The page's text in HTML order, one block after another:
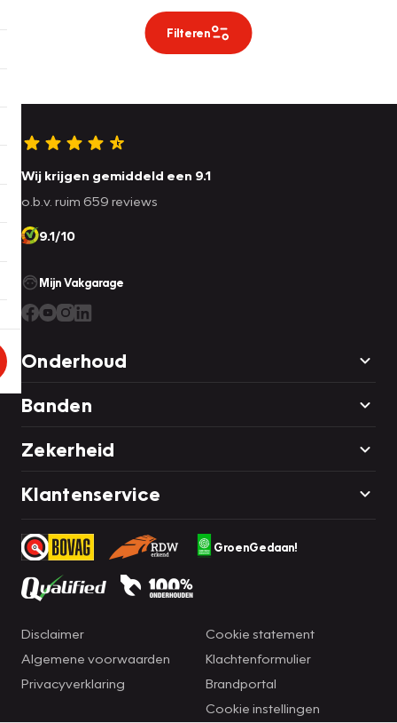
Filteren
Wij krijgen gemiddeld een 9.1
o.b.v. ruim 659 reviews
9.1/10
Mijn Vakgarage
Onderhoud
Banden
Zekerheid
Klantenservice
GroenGedaan!
Disclaimer
Algemene voorwaarden
Privacyverklaring
Cookie statement
Klachtenformulier
Brandportal
Cookie instellingen